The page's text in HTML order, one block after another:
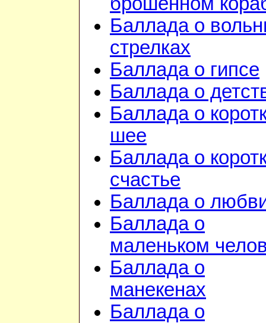
Баллада о
стрелках
Баллада о гипсе
Баллада о
Баллада о
шее
Баллада о
счастье
Баллада о
Баллада о
маленьком
Баллада о
манекенах
Баллада о